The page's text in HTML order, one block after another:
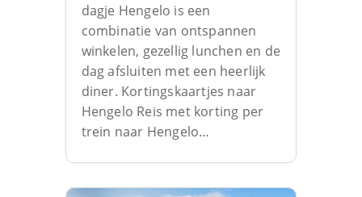
dagje Hengelo is een
combinatie van ontspannen
winkelen, gezellig lunchen en de
dag afsluiten met een heerlijk
diner. Kortingskaartjes naar
Hengelo Reis met korting per
trein naar Hengelo…